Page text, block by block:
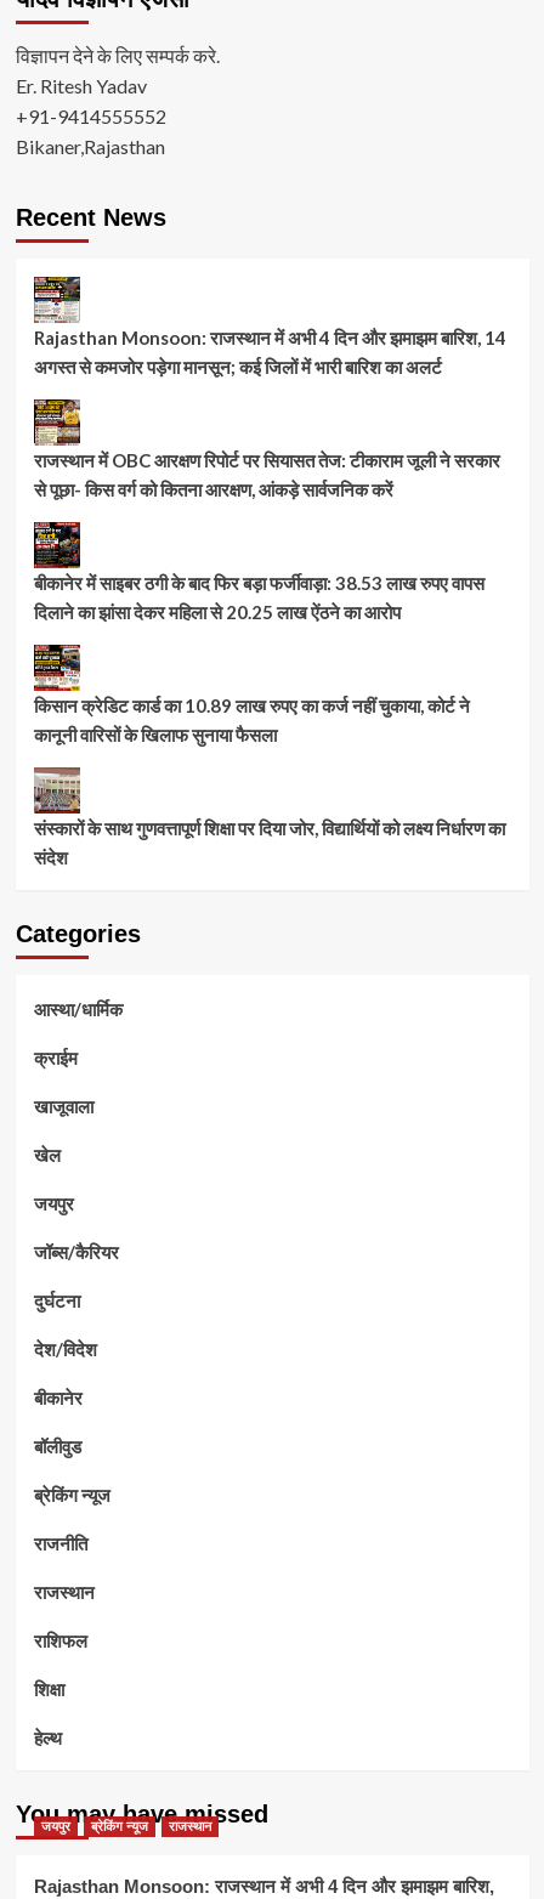
विज्ञापन देने के लिए सम्पर्क करे.
Er. Ritesh Yadav
+91-9414555552
Bikaner,Rajasthan
Recent News
Rajasthan Monsoon: राजस्थान में अभी 4 दिन और झमाझम बारिश, 14
अगस्त से कमजोर पड़ेगा मानसून; कई जिलों में भारी बारिश का अलर्ट
राजस्थान में OBC आरक्षण रिपोर्ट पर सियासत तेज: टीकाराम जूली ने सरकार
से पूछा- किस वर्ग को कितना आरक्षण, आंकड़े सार्वजनिक करें
बीकानेर में साइबर ठगी के बाद फिर बड़ा फर्जीवाड़ा: 38.53 लाख रुपए वापस
दिलाने का झांसा देकर महिला से 20.25 लाख ऐंठने का आरोप
किसान क्रेडिट कार्ड का 10.89 लाख रुपए का कर्ज नहीं चुकाया, कोर्ट ने
कानूनी वारिसों के खिलाफ सुनाया फैसला
संस्कारों के साथ गुणवत्तापूर्ण शिक्षा पर दिया जोर, विद्यार्थियों को लक्ष्य निर्धारण का
संदेश
Categories
आस्था/धार्मिक
क्राईम
खाजूवाला
खेल
जयपुर
जॉब्स/कैरियर
दुर्घटना
देश/विदेश
बीकानेर
बॉलीवुड
ब्रेकिंग न्यूज
राजनीति
राजस्थान
राशिफल
शिक्षा
हेल्थ
You may have missed
जयपुर ब्रेकिंग न्यूज राजस्थान
Rajasthan Monsoon: राजस्थान में अभी 4 दिन और झमाझम बारिश,